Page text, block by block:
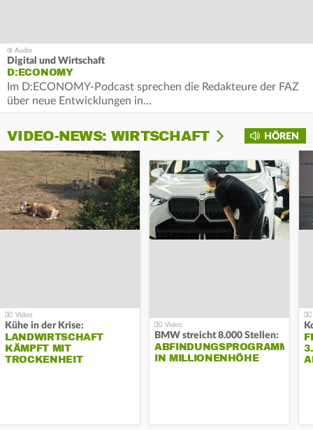
Digital und Wirtschaft
D:ECONOMY
Im D:ECONOMY-Podcast sprechen die Redakteure der FAZ
über neue Entwicklungen in…
HÖREN
VIDEO-NEWS: WIRTSCHAFT
Kühe in der Krise:
LANDWIRTSCHAFT
KÄMPFT MIT
TROCKENHEIT
BMW streicht 8.000 Stellen:
ABFINDUNGSPROGRAMM
IN MILLIONENHÖHE